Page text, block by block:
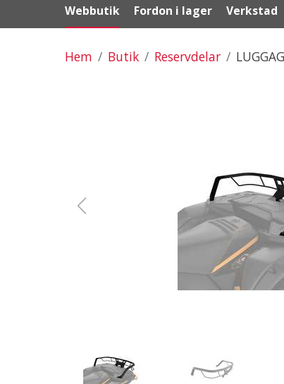
Webbutik Fordon i lager Verkstad
Hem Butik Reservdelar